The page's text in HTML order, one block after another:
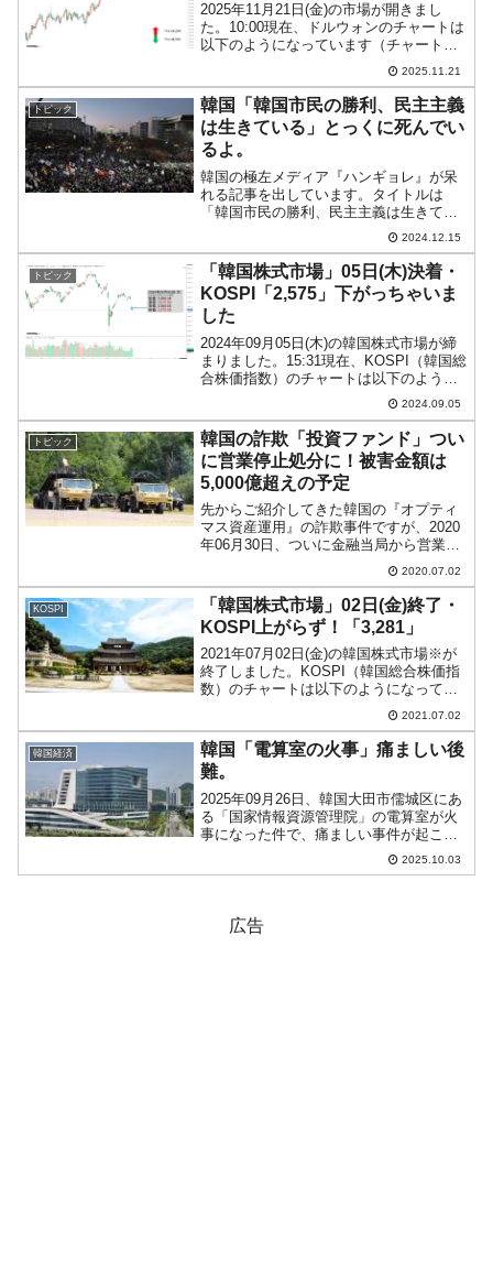
2025年11月21日(金)の市場が開きまし
た。10:00現在、ドルウォンのチャートは
以下のようになっています（チャートは
『Investing.com』より引用）。これから
ローソク足の調整が入るかもしれません
が、前日は「1ドル＝1,474....
2025.11.21
トピック
韓国「韓国市民の勝利、民主主義
は生きている」とっくに死んでい
るよ。
韓国の極左メディア『ハンギョレ』が呆
れる記事を出しています。タイトルは
「韓国市民の勝利、民主主義は生きてい
る」です。「とっくに死んでいた」の間
違いです。韓国のいう「民主主義」は単
なる政争です。「みんなで政敵の足を引
っ張ろう」「みんなで政敵の...
2024.12.15
トピック
「韓国株式市場」05日(木)決着・
KOSPI「2,575」下がっちゃいま
した
2024年09月05日(木)の韓国株式市場が締
まりました。15:31現在、KOSPI（韓国総
合株価指数）のチャートは以下のように
『Investing.com』より引用）。陰転して
下がっちゃいました(笑)。KOSPIは...
2024.09.05
トピック
韓国の詐欺「投資ファンド」つい
に営業停止処分に！被害金額は
5,000億超えの予定
先からご紹介してきた韓国の『オプティ
マス資産運用』の詐欺事件ですが、2020
年06月30日、ついに金融当局から営業全
面停止命令が出ました。コンボイ（オプ
ティマス：トランスフォーマーの話で
す）急停止です。この件を報じた『朝鮮
日報』の記事から引...
2020.07.02
KOSPI
「韓国株式市場」02日(金)終了・
KOSPI上がらず！「3,281」
2021年07月02日(金)の韓国株式市場※が
終了しました。KOSPI（韓国総合株価指
数）のチャートは以下のようになってい
ます（チャートは『Investing.com』より
引用：以下同）。上昇したぶんがほぼ戻
されたローソク足となりました。K...
2021.07.02
韓国経済
韓国「電算室の火事」痛ましい後
難。
2025年09月26日、韓国大田市儒城区にあ
る「国家情報資源管理院」の電算室が火
事になった件で、痛ましい事件が起こり
ました。↑政府世宗庁舎中央棟。2025年
10月03日、10：50分ごろ、世宗市御眞洞
2025.10.03
広告